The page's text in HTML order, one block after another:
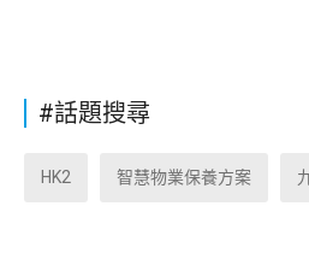
#話題搜尋
HK2 智慧物業保養方案